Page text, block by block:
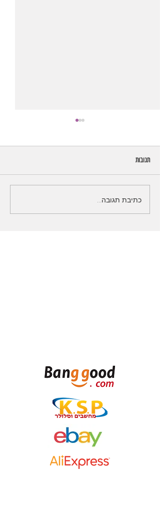
נטפליקס בחינם - נטפליקס משחררת
תכנים בחינם!
תגובות
כתיבת תגובה...